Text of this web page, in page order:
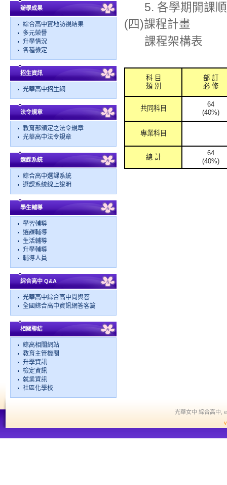
辦學成果
綜合高中實地訪視結果
多元榮譽
升學情況
各種檢定
招生資訊
光華高中招生網
法令規章
教育部頒定之法令規章
光華高中法令規章
選課系統
綜合高中選課系統
選課系統線上說明
學生輔導
學習輔導
選課輔導
生活輔導
升學輔導
輔導人員
綜合高中 Q&A
光華高中綜合高中問與答
全國綜合高中資訊網答客篇
相關聯結
綜高相關網站
教育主管機關
升學資訊
檢定資訊
就業資訊
社區化學校
5. 各學期開課
(四)課程計畫
課程架構表
科 目
類 別
部 訂
必 修
共同科目
64
(40%)
專業科目
總 計
64
(40%)
光華女中 綜合高中,